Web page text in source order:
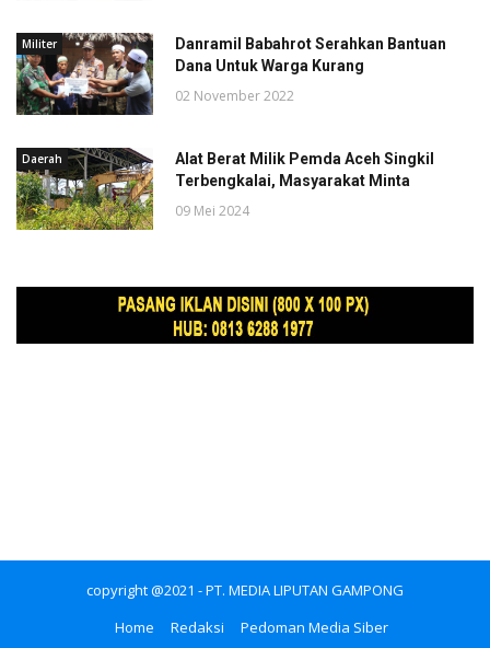
Militer
Danramil Babahrot Serahkan Bantuan
Dana Untuk Warga Kurang
02 November 2022
Daerah
Alat Berat Milik Pemda Aceh Singkil
Terbengkalai, Masyarakat Minta
09 Mei 2024
copyright @2021 - PT. MEDIA LIPUTAN GAMPONG
Home
Redaksi Pedoman Media Siber